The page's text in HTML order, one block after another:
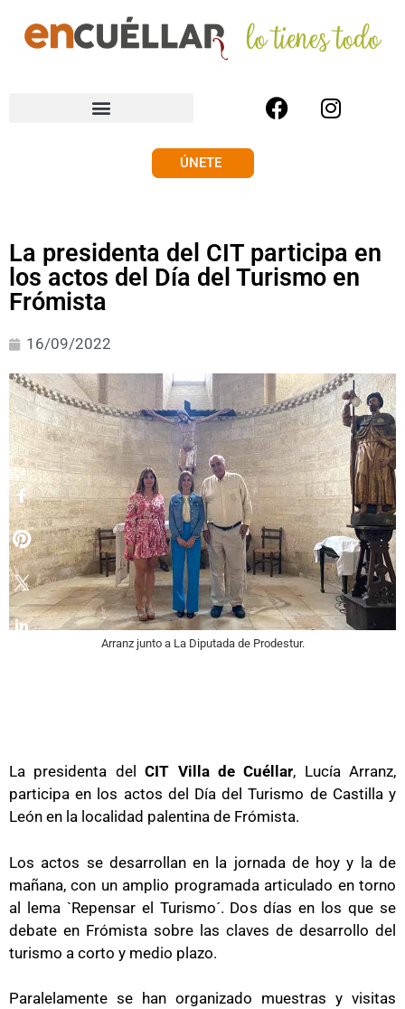
ÚNETE
La presidenta del CIT participa en
los actos del Día del Turismo en
Frómista
16/09/2022
Arranz junto a La Diputada de Prodestur.
La presidenta delCIT Villa de Cuéllar, Lucía Arranz,
participa en los actos del Día del Turismo de Castilla y
León en la localidad palentina de Frómista.
Los actos se desarrollan en la jornada de hoy y la de
mañana, con un amplio programada articulado en torno
al lema `Repensar el Turismo´. Dos días en los que se
debate en Frómista sobre las claves de desarrollo del
turismo a corto y medio plazo.
Paralelamente se han organizado muestras y visitas